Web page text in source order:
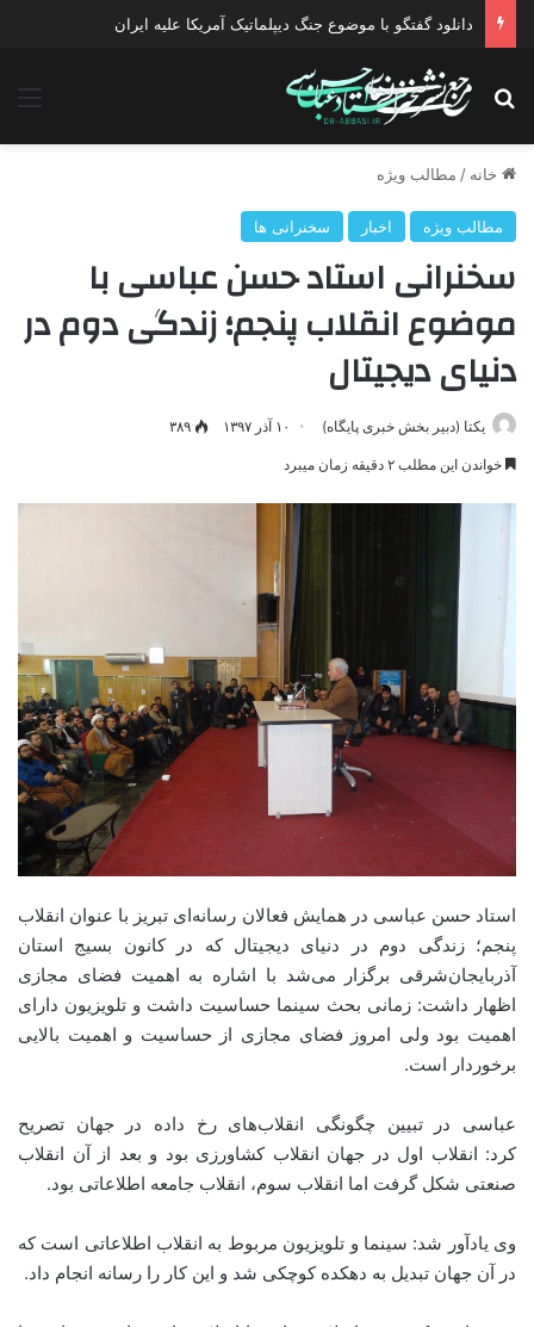
دانلود گفتگو با موضوع جنگ دیپلماتیک آمریکا علیه ایران
جستجو برای
خانه / مطالب ویژه
مطالب ویژه اخبار سخنرانی ها
سخنرانی استاد حسن عباسی با
موضوع انقلاب پنجم؛ زندگی دوم در
دنیای دیجیتال
یکتا (دبیر بخش خبری پایگاه) ۱۰ آذر ۱۳۹۷ ۳۸۹
خواندن این مطلب ۲ دقیقه زمان میبرد
استاد حسن عباسی در همایش فعالان رسانه‌ای تبریز با عنوان انقلاب
پنجم؛ زندگی دوم در دنیای دیجیتال که در کانون بسیج استان
آذربایجان‌شرقی برگزار می‌شد با اشاره به اهمیت فضای مجازی
اظهار داشت: زمانی بحث سینما حساسیت داشت و تلویزیون دارای
اهمیت بود ولی امروز فضای مجازی از حساسیت و اهمیت بالایی
برخوردار است.
عباسی در تبیین چگونگی انقلاب‌های رخ داده در جهان تصریح
کرد: انقلاب اول در جهان انقلاب کشاورزی بود و بعد از آن انقلاب
صنعتی شکل گرفت اما انقلاب سوم، انقلاب جامعه اطلاعاتی بود.
وی یادآور شد: سینما و تلویزیون مربوط به انقلاب اطلاعاتی است که
در آن جهان تبدیل به دهکده کوچکی شد و این کار را رسانه انجام داد.